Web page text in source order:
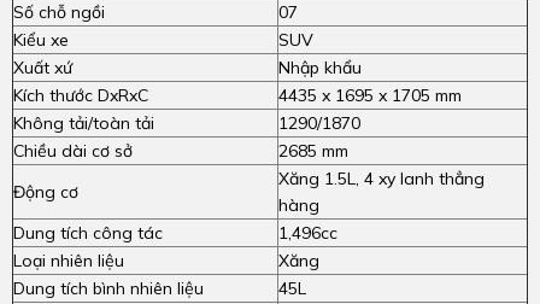
Số chỗ ngồi
07
Kiểu xe
SUV
Xuất xứ
Nhập khẩu
Kích thước DxRxC
4435 x 1695 x 1705 mm
Không tải/toàn tải
1290/1870
Chiều dài cơ sở
2685 mm
Động cơ
Xăng 1.5L, 4 xy lanh thẳng
hàng
Dung tích công tác
1,496cc
Loại nhiên liệu
Xăng
Dung tích bình nhiên liệu
45L